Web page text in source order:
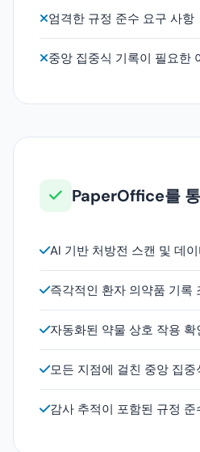
엄격한 규정 준수 요구 사항
중앙 집중식 기록이 필요한
PaperOffice를
AI 기반 처방전 스캔 및 데
즉각적인 환자 의약품 기록
자동화된 약물 상호 작용 확
모든 지점에 걸친 중앙 집중
감사 추적이 포함된 규정 준